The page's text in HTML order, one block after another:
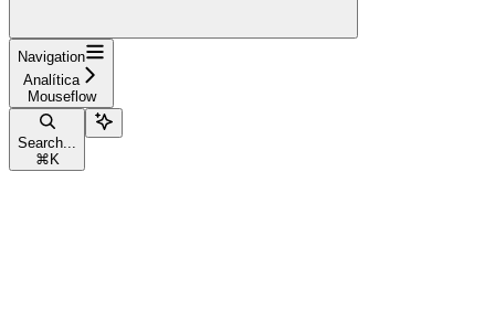
Navigation
Analítica
Mouseflow
Search...
⌘ K